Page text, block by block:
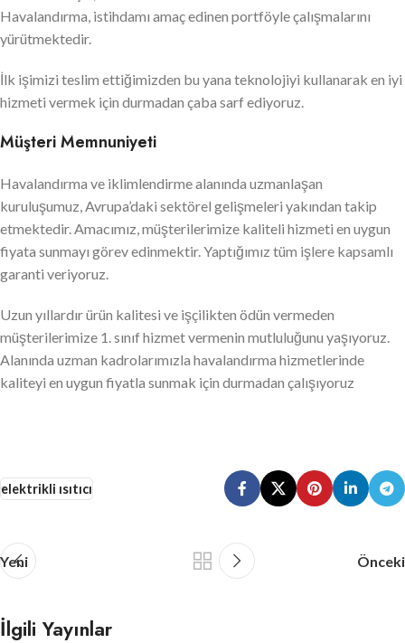
Havalandırma, istihdamı amaç edinen portföyle çalışmalarını
yürütmektedir.
İlk işimizi teslim ettiğimizden bu yana teknolojiyi kullanarak en iyi
hizmeti vermek için durmadan çaba sarf ediyoruz.
Müşteri Memnuniyeti
Havalandırma ve iklimlendirme alanında uzmanlaşan
kuruluşumuz, Avrupa’daki sektörel gelişmeleri yakından takip
etmektedir. Amacımız, müşterilerimize kaliteli hizmeti en uygun
fiyata sunmayı görev edinmektir. Yaptığımız tüm işlere kapsamlı
garanti veriyoruz.
Uzun yıllardır ürün kalitesi ve işçilikten ödün vermeden
müşterilerimize 1. sınıf hizmet vermenin mutluluğunu yaşıyoruz.
Alanında uzman kadrolarımızla havalandırma hizmetlerinde
kaliteyi en uygun fiyatla sunmak için durmadan çalışıyoruz
elektrikli ısıtıcı
Yeni Önceki
İlgili Yayınlar